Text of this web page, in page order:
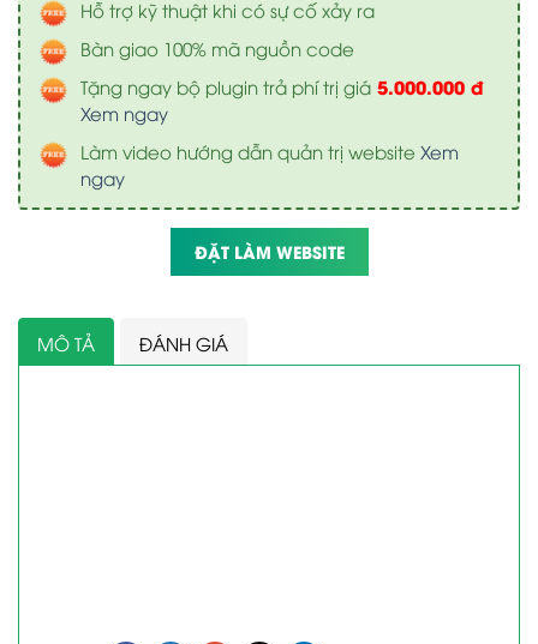
Hỗ trợ kỹ thuật khi có sự cố xảy ra
Bàn giao 100% mã nguồn code
Tặng ngay bộ plugin trả phí trị giá 5.000.000 đ
Xem ngay
Làm video hướng dẫn quản trị website Xem
ngay
ĐẶT LÀM WEBSITE
MÔ TẢ ĐÁNH GIÁ